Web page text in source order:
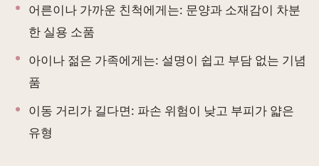
어른이나 가까운 친척에게는: 문양과 소재감이 차분
한 실용 소품
아이나 젊은 가족에게는: 설명이 쉽고 부담 없는 기념
품
이동 거리가 길다면: 파손 위험이 낮고 부피가 얇은
유형